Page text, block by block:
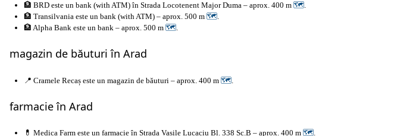
🏦 BRD este un bank (with ATM) în Strada Locotenent Major Duma – aprox. 400 m 🗺.
🏦 Transilvania este un bank (with ATM) – aprox. 500 m 🗺.
🏦 Alpha Bank este un bank – aprox. 500 m 🗺.
magazin de băuturi în Arad
📍 Cramele Recaș este un magazin de băuturi – aprox. 400 m 🗺
farmacie în Arad
💊 Medica Farm este un farmacie în Strada Vasile Lucaciu Bl. 338 Sc.B – aprox. 400 m 🗺.